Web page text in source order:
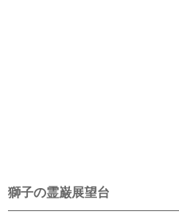
獅子の霊巌展望台